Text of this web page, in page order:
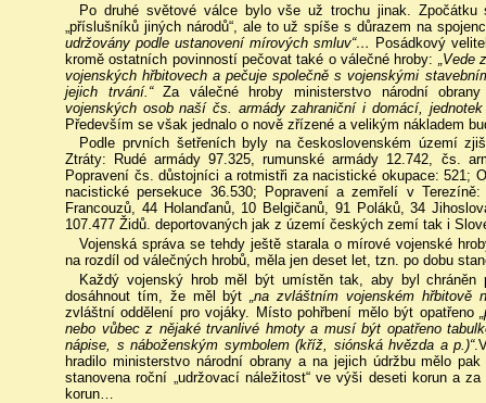
Po druhé světové válce bylo vše už trochu jinak.
„příslušníků jiných národů“, ale to už spíše s důrazem na
udržovány podle ustanovení mírových smluv“… Posádkový
kromě ostatních povinností pečovat také o válečné hroby:
vojenských hřbitovech a pečuje společně s vojenskými
jejich trvání.“Za válečné hroby ministerstvo národní
vojenských osob naší čs. armády zahraniční i domácí,
Především se však jednalo o nově zřízené a velikým nákladem
Podle prvních šetřeních byly na československém území
Ztráty: Rudé armády 97.325, rumunské armády 12.742, čs.
Popravení čs. důstojníci a rotmistři za nacistické okupace: 521;
nacistické persekuce 36.530; Popravení a zemřelí v
Francouzů, 44 Holanďanů, 10 Belgičanů, 91 Poláků, 34
107.477 Židů. deportovaných jak z území českých zemí tak i
Vojenská správa se tehdy ještě starala o mírové vojenské
na rozdíl od válečných hrobů, měla jen deset let, tzn. po dobu
Každý vojenský hrob měl být umístěn tak, aby byl
dosáhnout tím, že měl být
„na zvláštním vojenském hřbitově
zvláštní oddělení pro vojáky. Místo pohřbení mělo být opatřeno
nebo vůbec z nějaké trvanlivé hmoty a musí být opatřeno
nápise, s náboženským symbolem (kříž, siónská hvězda a p.)“
hradilo ministerstvo národní obrany a na jejich údržbu mělo
stanovena roční „udržovací náležitost“ ve výši deseti korun a
korun…